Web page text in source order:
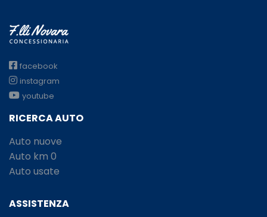
facebook
instagram
youtube
RICERCA AUTO
Auto nuove
Auto km 0
Auto usate
ASSISTENZA